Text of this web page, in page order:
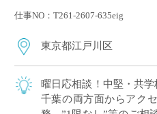
仕事NO：T261-2607-635eig
東京都江戸川区
曜日応相談！中堅・共
千葉の両方面からアク